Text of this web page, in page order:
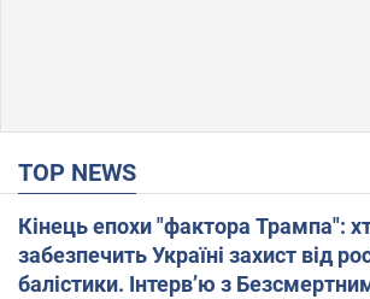
TOP NEWS
Кінець епохи "фактора Трампа":
забезпечить Україні захист від
балістики. Інтерв’ю з